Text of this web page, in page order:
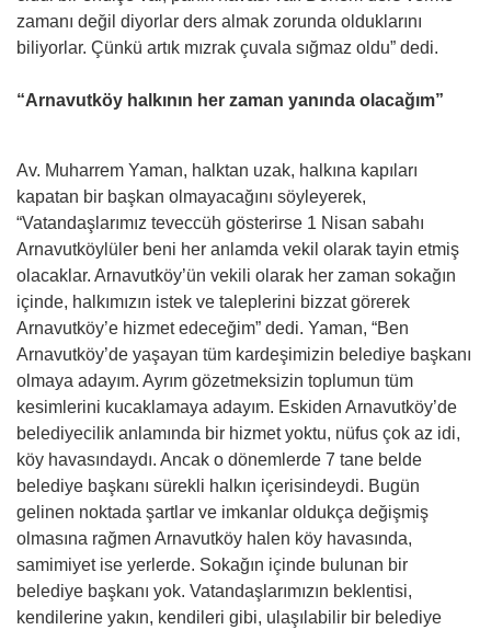
zamanı değil diyorlar ders almak zorunda olduklarını
biliyorlar. Çünkü artık mızrak çuvala sığmaz oldu” dedi.
“Arnavutköy halkının her zaman yanında olacağım”
Av. Muharrem Yaman, halktan uzak, halkına kapıları
kapatan bir başkan olmayacağını söyleyerek,
“Vatandaşlarımız teveccüh gösterirse 1 Nisan sabahı
Arnavutköylüler beni her anlamda vekil olarak tayin etmiş
olacaklar. Arnavutköy’ün vekili olarak her zaman sokağın
içinde, halkımızın istek ve taleplerini bizzat görerek
Arnavutköy’e hizmet edeceğim” dedi. Yaman, “Ben
Arnavutköy’de yaşayan tüm kardeşimizin belediye başkanı
olmaya adayım. Ayrım gözetmeksizin toplumun tüm
kesimlerini kucaklamaya adayım. Eskiden Arnavutköy’de
belediyecilik anlamında bir hizmet yoktu, nüfus çok az idi,
köy havasındaydı. Ancak o dönemlerde 7 tane belde
belediye başkanı sürekli halkın içerisindeydi. Bugün
gelinen noktada şartlar ve imkanlar oldukça değişmiş
olmasına rağmen Arnavutköy halen köy havasında,
samimiyet ise yerlerde. Sokağın içinde bulunan bir
belediye başkanı yok. Vatandaşlarımızın beklentisi,
kendilerine yakın, kendileri gibi, ulaşılabilir bir belediye